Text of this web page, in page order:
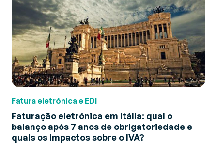
Fatura eletrónica e EDI
Faturação eletrónica em Itália: qual o
balanço após 7 anos de obrigatoriedade e
quais os impactos sobre o IVA?